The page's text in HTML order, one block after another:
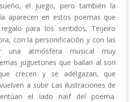
el juego, pero también la
aparecen en estos poemas que
para los sentidos. Teijeiro
con la personificación y con las
una atmósfera musical muy
juguetones que bailan al son
crecen y se adelgazan, que
a subir Las ilustraciones de
el lado naïf del poema.